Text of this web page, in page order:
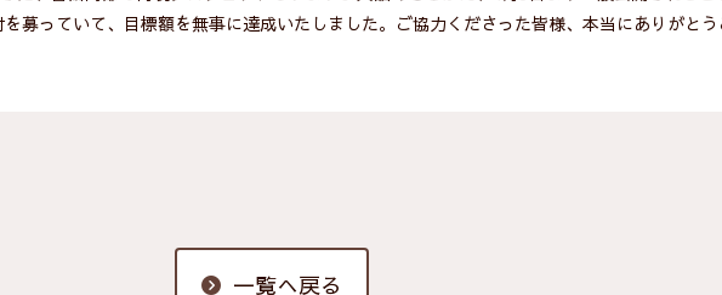
募っていて、目標額を無事に達成いたしました。ご協力くださった皆様、本当にありがとう
一覧へ戻る